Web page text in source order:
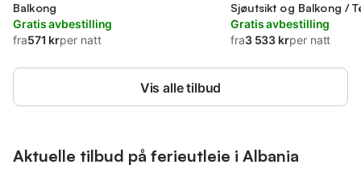
Balkong
Gratis avbestilling
fra571 krper natt
Sjøutsikt og Balkong /
til Utsikt
Gratis avbestilling
fra3 533 krper natt
Vis alle tilbud
Aktuelle tilbud på ferieutleie i Albania